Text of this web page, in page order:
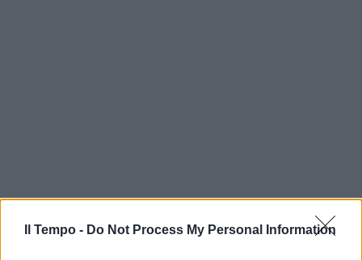
Il Tempo - Do Not Process My Personal Information